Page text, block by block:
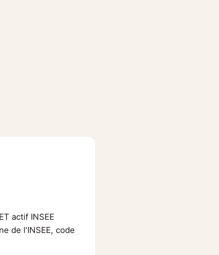
actif INSEE
de l'INSEE, code